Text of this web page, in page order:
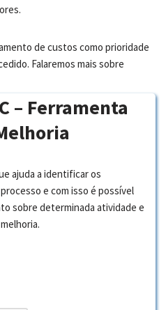
de custos como prioridade
Falaremos mais sobre
– Ferramenta
ajuda a identificar os
e com isso é possível
sobre determinada atividade e